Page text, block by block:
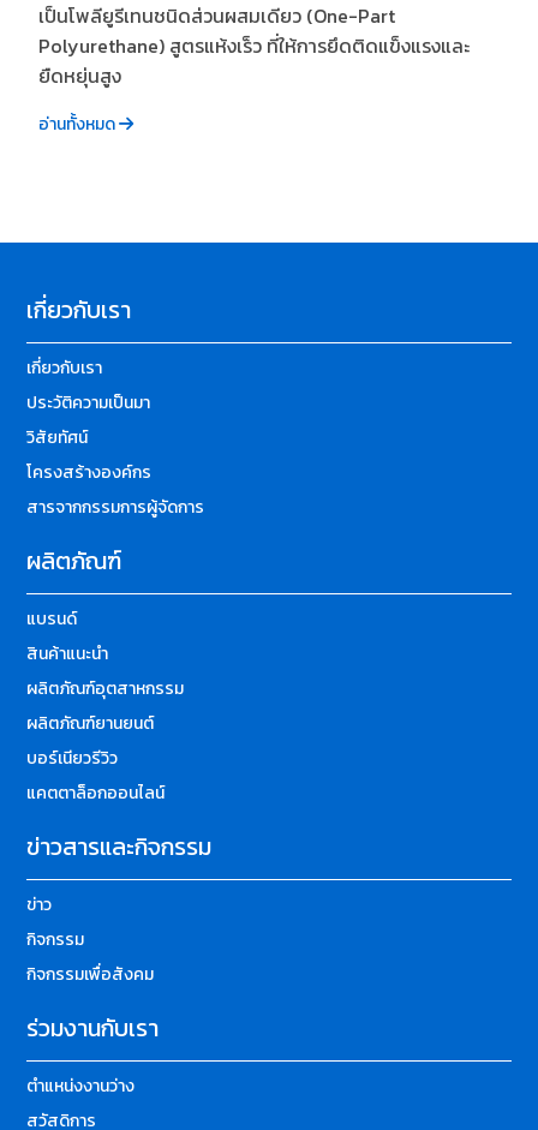
เป็นโพลียูรีเทนชนิดส่วนผสมเดียว (One-Part
Polyurethane) สูตรแห้งเร็ว ที่ให้การยึดติดแข็งแรงและ
ยืดหยุ่นสูง
อ่านทั้งหมด
เกี่ยวกับเรา
เกี่ยวกับเรา
ประวัติความเป็นมา
วิสัยทัศน์
โครงสร้างองค์กร
สารจากกรรมการผู้จัดการ
ผลิตภัณฑ์
แบรนด์
สินค้าแนะนำ
ผลิตภัณฑ์อุตสาหกรรม
ผลิตภัณฑ์ยานยนต์
บอร์เนียวรีวิว
แคตตาล็อกออนไลน์
ข่าวสารและกิจกรรม
ข่าว
กิจกรรม
กิจกรรมเพื่อสังคม
ร่วมงานกับเรา
ตำแหน่งงานว่าง
สวัสดิการ